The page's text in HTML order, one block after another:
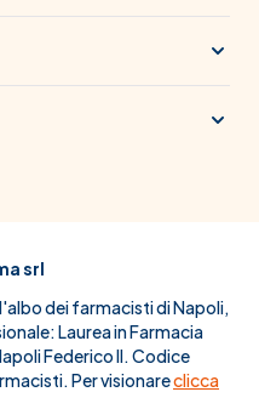
srl
dei farmacisti di Napoli,
Laurea in Farmacia
Federico II. Codice
Per visionareclicca